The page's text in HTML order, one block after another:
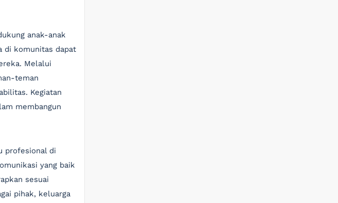
anak-anak
di komunitas dapat
Melalui
teman
Kegiatan
membangun
profesional di
yang baik
sesuai
pihak, keluarga